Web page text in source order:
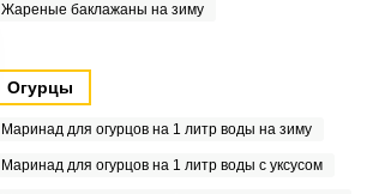
Жареные баклажаны на зиму
Огурцы
Маринад для огурцов на 1 литр воды на зиму
Маринад для огурцов на 1 литр воды с уксусом